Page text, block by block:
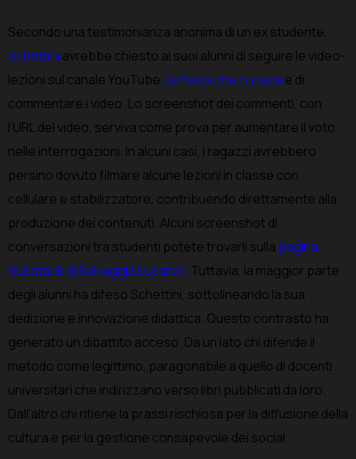
Secondo una testimonianza anonima di un ex studente,
Schettini avrebbe chiesto ai suoi alunni di seguire le video-
lezioni sul canale YouTube La fisica che ci piacee di
commentare i video. Lo screenshot dei commenti, con
l’URL del video, serviva come prova per aumentare il voto
nelle interrogazioni. In alcuni casi, i ragazzi avrebbero
persino dovuto filmare alcune lezioni in classe con
cellulare e stabilizzatore, contribuendo direttamente alla
produzione dei contenuti. Alcuni screenshot di
conversazioni tra studenti potete trovarli sulla pagina
Substack di Selvaggia Lucarelli. Tuttavia, la maggior parte
degli alunni ha difeso Schettini, sottolineando la sua
dedizione e innovazione didattica. Questo contrasto ha
generato un dibattito acceso. Da un lato chi difende il
metodo come legittimo, paragonabile a quello di docenti
universitari che indirizzano verso libri pubblicati da loro.
Dall’altro chi ritiene la prassi rischiosa per la diffusione della
cultura e per la gestione consapevole dei social.